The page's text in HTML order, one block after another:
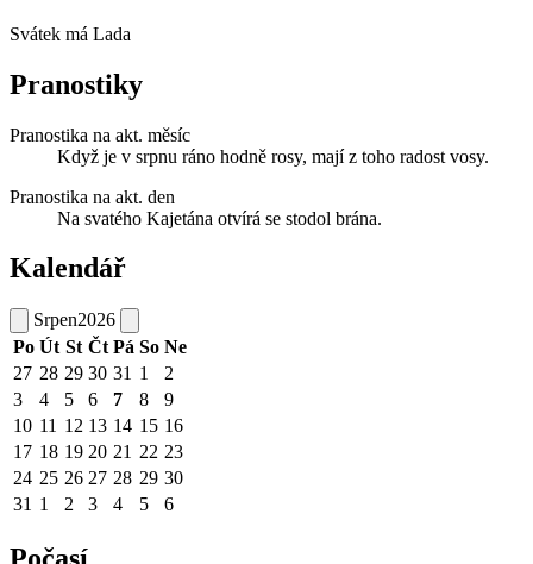
Svátek má Lada
Pranostiky
Pranostika na akt. měsíc
Když je v srpnu ráno hodně rosy, mají z toho radost vosy.
Pranostika na akt. den
Na svatého Kajetána otvírá se stodol brána.
Kalendář
Srpen2026
Po Út St Čt Pá So Ne
27 28 29 30 31 1
2
3
4 5 6 7 8
9
10 11 12 13 14 15 16
17 18 19 20 21 22 23
24 25 26 27 28 29 30
31 1 2 3 4 5 6